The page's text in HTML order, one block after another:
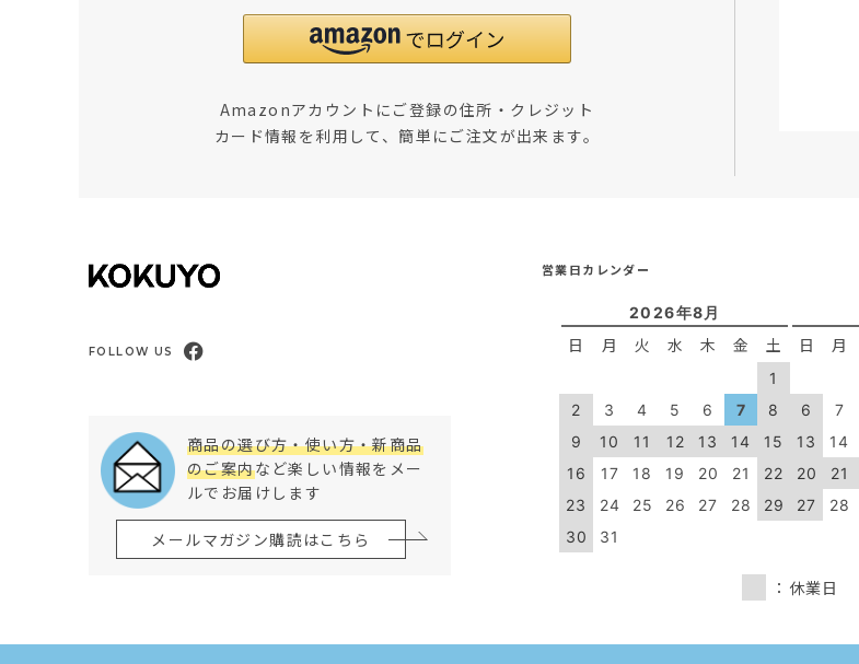
Amazonアカウントにご登録の住所・クレジット
カード情報を利用して、簡単にご注文が出来ます。
FOLLOW US
商品の選び方・使い方・新商品
のご案内など楽しい情報をメー
ルでお届けします
メールマガジン購読はこちら
営業日カレンダー
2026年8月
日 月 火 水 木 金 土
1
2
3 4 5 6 7
8
9
10 11 12 13 14
15
16
17 18 19 20 21
22
23
24 25 26 27 28
29
30
31
日 月
6
7
13
14
20
21
27
28
：休業日